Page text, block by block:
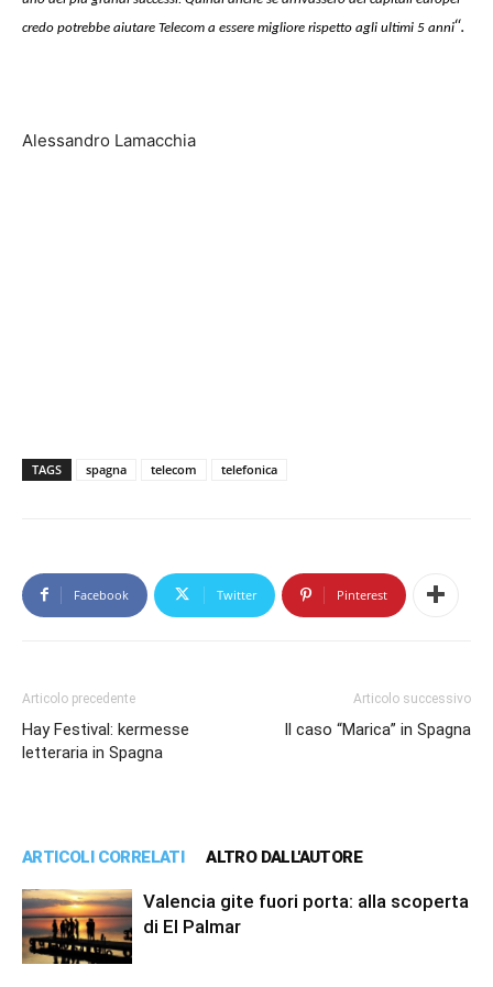
credo potrebbe aiutare Telecom a essere migliore rispetto agli ultimi 5 anni“.
Alessandro Lamacchia
TAGS spagna telecom telefonica
Facebook Twitter Pinterest
Articolo precedente
Hay Festival: kermesse
letteraria in Spagna
Articolo successivo
Il caso “Marica” in Spagna
ARTICOLI CORRELATI ALTRO DALL'AUTORE
Valencia gite fuori porta: alla scoperta
di El Palmar